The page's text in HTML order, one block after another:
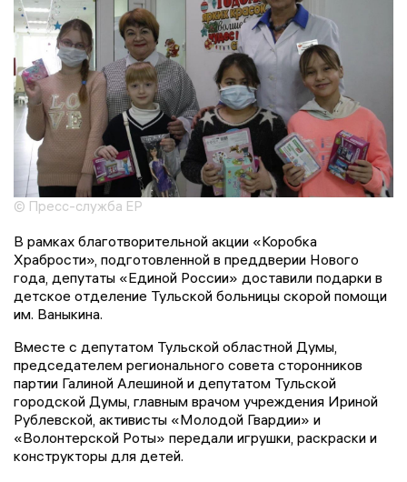
© Пресс-служба ЕР
В рамках благотворительной акции «Коробка
Храбрости», подготовленной в преддверии Нового
года, депутаты «Единой России» доставили подарки в
детское отделение Тульской больницы скорой помощи
им. Ваныкина.
Вместе с депутатом Тульской областной Думы,
председателем регионального совета сторонников
партии Галиной Алешиной и депутатом Тульской
городской Думы, главным врачом учреждения Ириной
Рублевской, активисты «Молодой Гвардии» и
«Волонтерской Роты» передали игрушки, раскраски и
конструкторы для детей.